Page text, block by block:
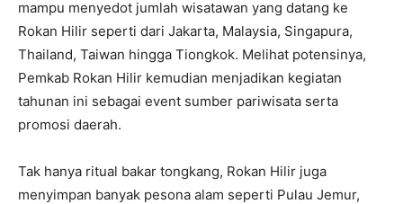
mampu menyedot jumlah wisatawan yang datang ke
Rokan Hilir seperti dari Jakarta, Malaysia, Singapura,
Thailand, Taiwan hingga Tiongkok. Melihat potensinya,
Pemkab Rokan Hilir kemudian menjadikan kegiatan
tahunan ini sebagai event sumber pariwisata serta
promosi daerah.
Tak hanya ritual bakar tongkang, Rokan Hilir juga
menyimpan banyak pesona alam seperti Pulau Jemur,